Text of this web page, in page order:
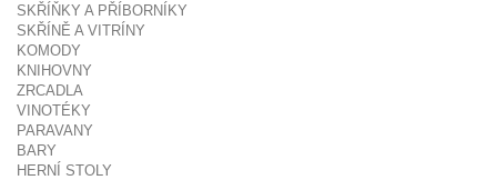
SKŘÍŇKY A PŘÍBORNÍKY
SKŘÍNĚ A VITRÍNY
KOMODY
KNIHOVNY
ZRCADLA
VINOTÉKY
PARAVANY
BARY
HERNÍ STOLY